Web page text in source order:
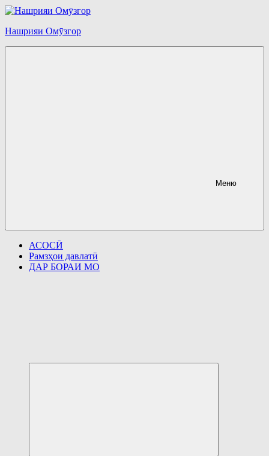
Перейти
содержимому
Нашрияи Омӯзгор
Меню
АСОСӢ
Рамзҳои давлатӣ
ДАР БОРАИ МО